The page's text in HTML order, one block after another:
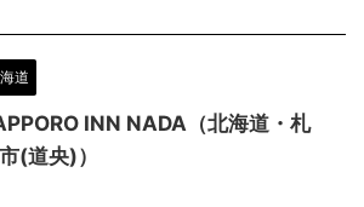
道
INN NADA（北海道・札
(道央)）